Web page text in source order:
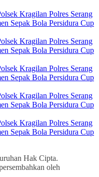
Kragilan Polres Serang
Sepak Bola Persidura Cup
Kragilan Polres Serang
Sepak Bola Persidura Cup
Kragilan Polres Serang
Sepak Bola Persidura Cup
Kragilan Polres Serang
Sepak Bola Persidura Cup
Kragilan Polres Serang
Sepak Bola Persidura Cup
Hak Cipta.
oleh